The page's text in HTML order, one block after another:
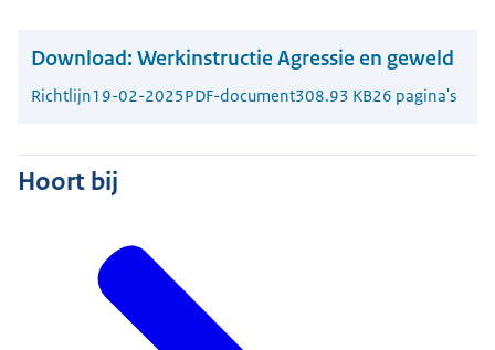
Download: Werkinstructie Agressie en geweld
Richtlijn19-02-2025PDF-document308.93 KB26 pagina's
Hoort bij